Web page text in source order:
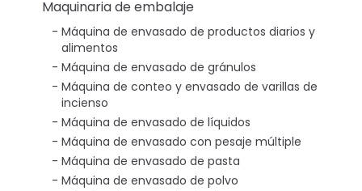
Maquinaria de embalaje
Máquina de envasado de productos diarios y
alimentos
Máquina de envasado de gránulos
Máquina de conteo y envasado de varillas de
incienso
Máquina de envasado de líquidos
Máquina de envasado con pesaje múltiple
Máquina de envasado de pasta
Máquina de envasado de polvo